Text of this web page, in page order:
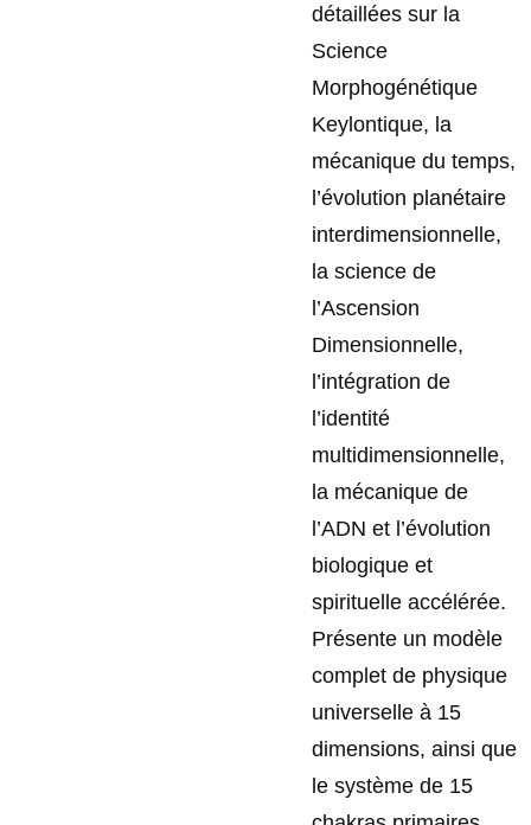
détaillées sur la
Science
Morphogénétique
Keylontique, la
mécanique du temps,
l’évolution planétaire
interdimensionnelle,
la science de
l’Ascension
Dimensionnelle,
l’intégration de
l’identité
multidimensionnelle,
la mécanique de
l’ADN et l’évolution
biologique et
spirituelle accélérée.
Présente un modèle
complet de physique
universelle à 15
dimensions, ainsi que
le système de 15